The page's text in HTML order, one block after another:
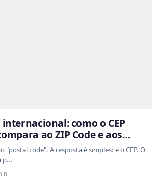
como o CEP
ao ZIP Code e aos
países
"postal code". A resposta é simples: é o CEP. O
p...